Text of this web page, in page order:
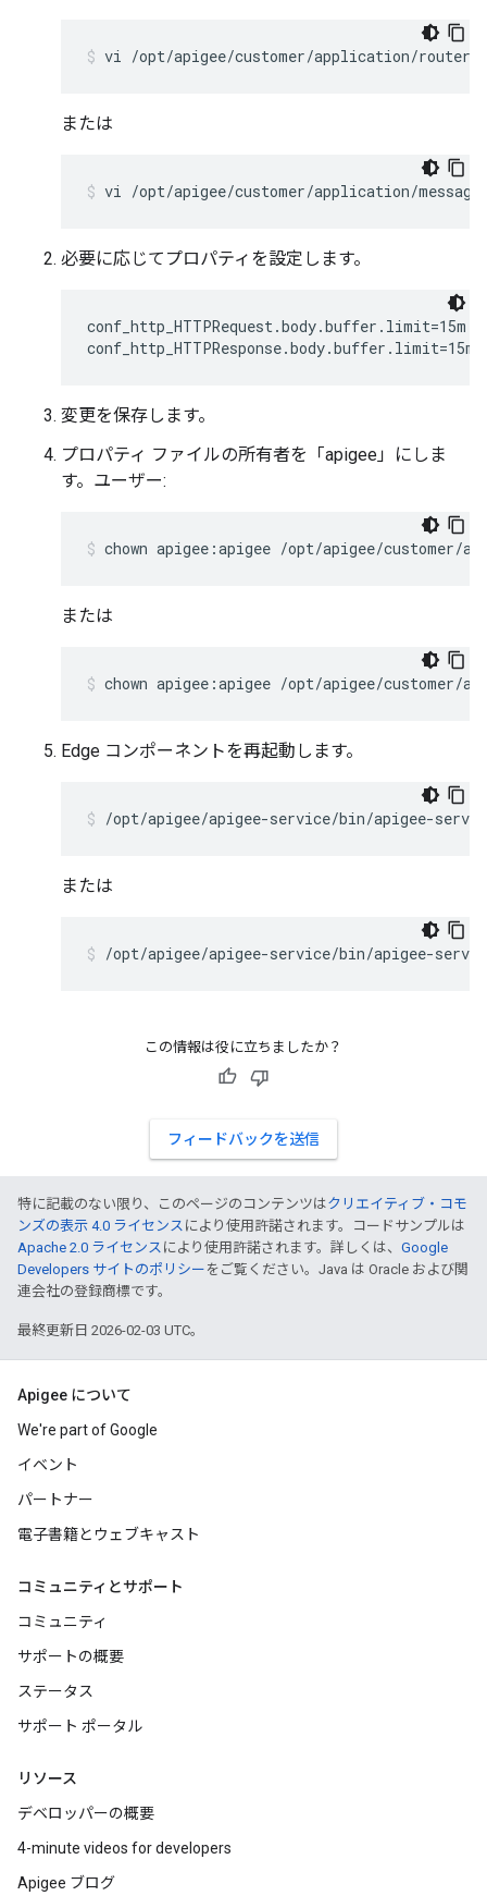
vi /opt/apigee/customer/application/
または
vi /opt/apigee/customer/application/
必要に応じてプロパティを設定します。
conf_http_HTTPRequest.body.buffer.limit=15m
conf_http_HTTPResponse.body.buffer.limit=15m
変更を保存します。
プロパティ ファイルの所有者を「apigee」にしま
す。ユーザー:
chown apigee:apigee /opt/apigee/customer/
または
chown apigee:apigee /opt/apigee/customer/
Edge コンポーネントを再起動します。
/opt/apigee/apigee-service/bin/apigee-
または
/opt/apigee/apigee-service/bin/apigee-
この情報は役に立ちましたか？
フィードバックを送信
特に記載のない限り、このページのコンテンツはクリエイティブ・コモ
ンズの表示 4.0 ライセンス により使用許諾されます。コードサンプルは
Apache 2.0 ライセンス により使用許諾されます。詳しくは、 Google
Developers サイトのポリシー をご覧ください。Java は Oracle および関
連会社の登録商標です。
最終更新日 2026-02-03 UTC。
Apigee について
We're part of Google
イベント
パートナー
電子書籍とウェブキャスト
コミュニティとサポート
コミュニティ
サポートの概要
ステータス
サポート ポータル
リソース
デベロッパーの概要
4-minute videos for developers
Apigee ブログ